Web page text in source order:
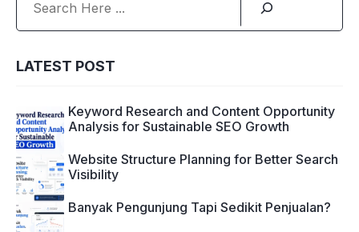
LATEST POST
Keyword Research and Content Opportunity
Analysis for Sustainable SEO Growth
Website Structure Planning for Better Search
Visibility
Banyak Pengunjung Tapi Sedikit Penjualan?